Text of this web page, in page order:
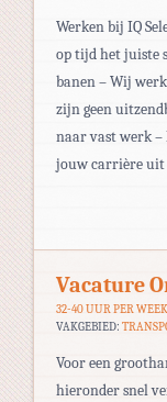
Werken bij IQ
op tijd het juiste
banen – Wij
zijn geen
naar vast werk
jouw carrière uit
Vacature
32-40 UUR PER WEEK
VAKGEBIED:
Voor een
hieronder snel